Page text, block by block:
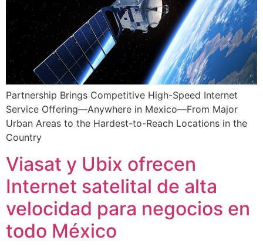
Partnership Brings Competitive High-Speed Internet
Service Offering—Anywhere in Mexico—From Major
Urban Areas to the Hardest-to-Reach Locations in the
Country
Viasat y Ubix ofrecen
Internet satelital de alta
velocidad para negocios en
todo México